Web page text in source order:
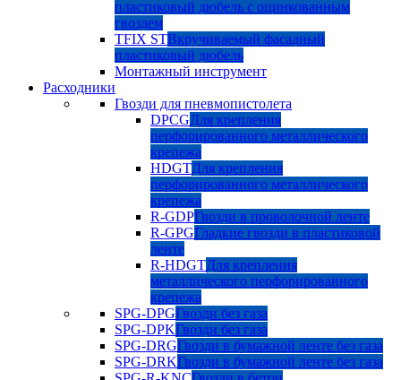
пластиковый дюбель с оцинкованным
гвоздем
TFIX STВкручиваемый фасадный
пластиковый дюбель
Монтажный инструмент
Расходники
Гвозди для пневмопистолета
DPCGДля крепления
перфорированного металлического
крепежа
HDGTДля крепления
перфорированного металлического
крепежа
R-GDPГвозди в проволочной ленте
R-GPGГладкие гвозди в пластиковой
ленте
R-HDGTДля крепления
металлического перфорированного
крепежа
SPG-DPGГвозди без газа
SPG-DPKГвозди без газа
SPG-DRGГвозди в бумажной ленте без газа
SPG-DRKГвозди в бумажной ленте без газа